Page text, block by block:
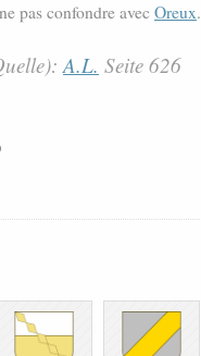
pas confondre avec Oreux.
A.L. Seite 626